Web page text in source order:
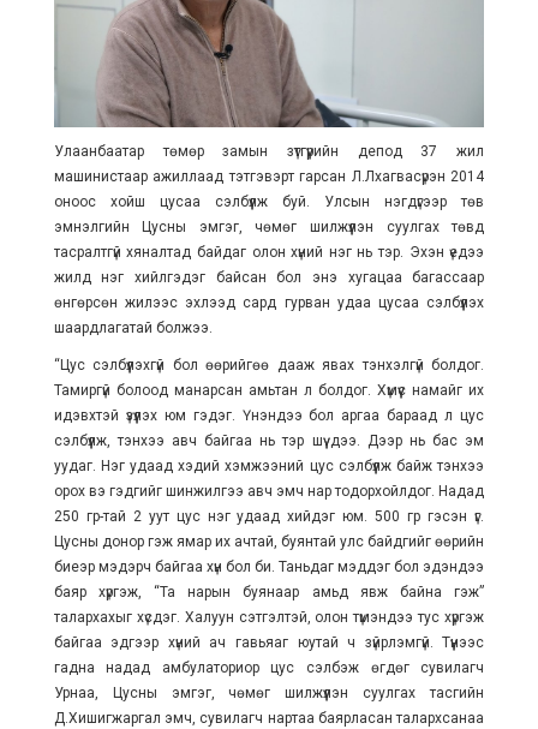
Улаанбаатар төмөр замын зүтгүүрийн депод 37 жил
машинистаар ажиллаад тэтгэвэрт гарсан Л.Лхагвасүрэн 2014
оноос хойш цусаа сэлбүүлж буй. Улсын нэгдүгээр төв
эмнэлгийн Цусны эмгэг, чөмөг шилжүүлэн суулгах төвд
тасралтгүй хяналтад байдаг олон хүний нэг нь тэр. Эхэн үедээ
жилд нэг хийлгэдэг байсан бол энэ хугацаа багассаар
өнгөрсөн жилээс эхлээд сард гурван удаа цусаа сэлбүүлэх
шаардлагатай болжээ.
“Цус сэлбүүлэхгүй бол өөрийгөө дааж явах тэнхэлгүй болдог.
Тамиргүй болоод манарсан амьтан л болдог. Хүмүүс намайг их
идэвхтэй үзүүлэх юм гэдэг. Үнэндээ бол аргаа бараад л цус
сэлбүүлж, тэнхээ авч байгаа нь тэр шүү дээ. Дээр нь бас эм
уудаг. Нэг удаад хэдий хэмжээний цус сэлбүүлж байж тэнхээ
орох вэ гэдгийг шинжилгээ авч эмч нар тодорхойлдог. Надад
250 гр-тай 2 уут цус нэг удаад хийдэг юм. 500 гр гэсэн үг.
Цусны донор гэж ямар их ачтай, буянтай улс байдгийг өөрийн
биеэр мэдэрч байгаа хүн бол би. Таньдаг мэддэг бол эдэндээ
баяр хүргэж, “Та нарын буянаар амьд явж байна гэж”
талархахыг хүсдэг. Халуун сэтгэлтэй, олон түмэндээ тус хүргэж
байгаа эдгээр хүний ач гавьяаг юутай ч зүйрлэмгүй. Түүнээс
гадна надад амбулаториор цус сэлбэж өгдөг сувилагч
Урнаа, Цусны эмгэг, чөмөг шилжүүлэн суулгах тасгийн
Д.Хишигжаргал эмч, сувилагч нартаа баярласан талархсанаа